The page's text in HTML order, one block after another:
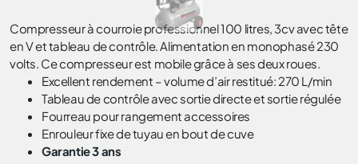
Compresseur à courroie professionnel 100 litres, 3cv avec tête
en V et tableau de contrôle. Alimentation en monophasé 230
volts. Ce compresseur est mobile grâce à ses deux roues.
Excellent rendement – volume d’air restitué: 270 L/min
Tableau de contrôle avec sortie directe et sortie régulée
Fourreau pour rangement accessoires
Enrouleur fixe de tuyau en bout de cuve
Garantie 3 ans